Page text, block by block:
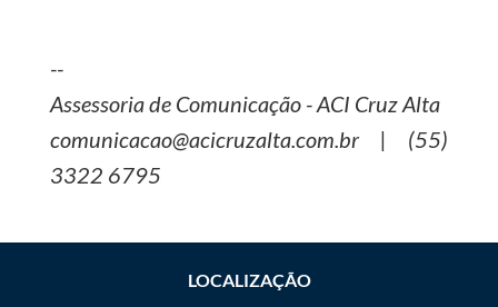
--
Assessoria de Comunicação - ACI Cruz Alta
comunicacao@acicruzalta.com.br | (55)
3322 6795
LOCALIZAÇÃO